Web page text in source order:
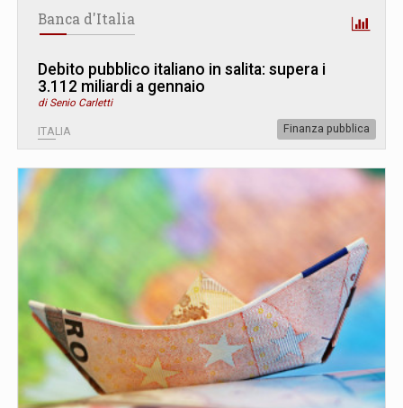
Banca d'Italia
Debito pubblico italiano in salita: supera i
3.112 miliardi a gennaio
di Senio Carletti
ITALIA Finanza pubblica